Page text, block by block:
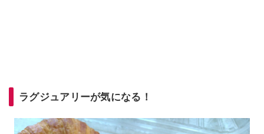
ラグジュアリーが気になる！